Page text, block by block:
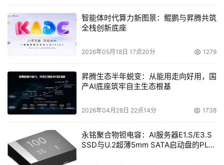
智能体时代算力新图景：鲲鹏与昇腾共筑
全栈创新底座
2026年05月18日 17点20分 1279
昇腾生态半年蜕变：从能用走向好用，国
产AI底座筑牢自主生态根基
2026年04月28日 22点14分 1738
永铭聚合物钽电容：AI服务器E1.S/E3.S
SSD与U.2超薄5mm SATA启动盘的PLP